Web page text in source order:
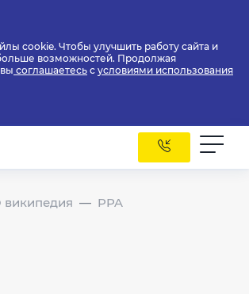
cookie. Чтобы улучшить работу сайта и
возможностей. Продолжая
соглашаетесь с условиями использования
википедия PPA